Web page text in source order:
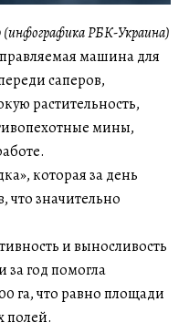
РБК-Украина)
машина для
саперов,
растительность,
мины,
которая за день
что значительно
и выносливость
за год помогла
га, что равно площади
полей.